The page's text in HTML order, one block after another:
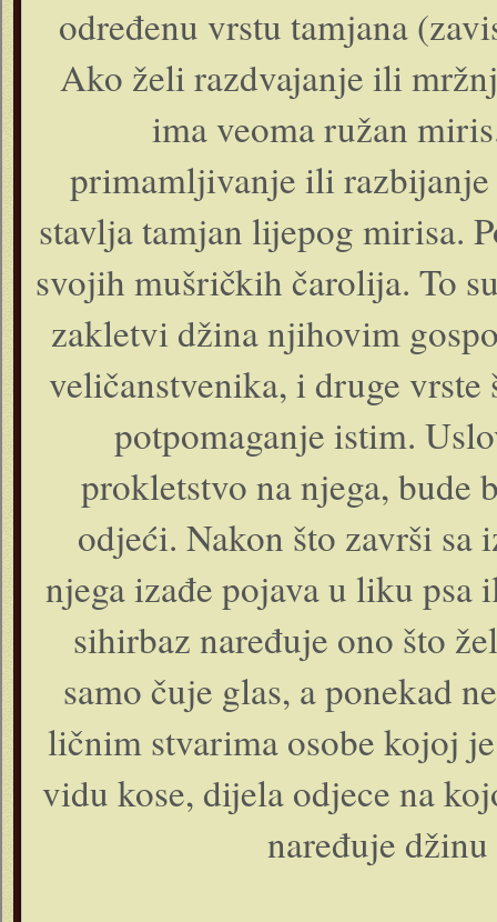
određenu vrstu tamjana
Ako želi razdvajanje ili
ima veoma ružan
primamljivanje ili razbijanje
stavlja tamjan lijepog mirisa.
svojih mušričkih čarolija. To
zakletvi džina njihovim
veličanstvenika, i druge
potpomaganje istim.
prokletstvo na njega, bude
odjeći. Nakon što završi
njega izađe pojava u liku
sihirbaz naređuje ono što
samo čuje glas, a ponekad
ličnim stvarima osobe kojoj
vidu kose, dijela odjece na
naređuje